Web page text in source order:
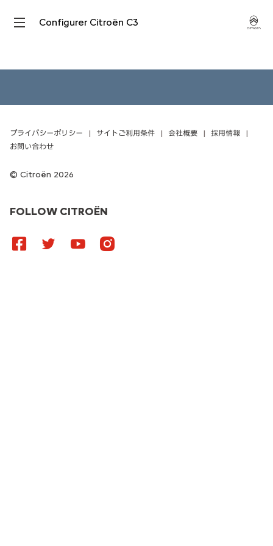
Configurer Citroën C3
FOLLOW CITROËN
Citroën 2026
プライバシーポリシー サイトご利用条件 会社概要
採用情報
お問い合わせ